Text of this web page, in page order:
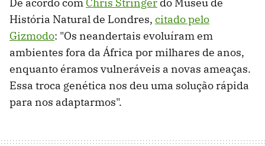
De acordo com Chris Stringer do Museu de
História Natural de Londres, citado pelo
Gizmodo: "Os neandertais evoluíram em
ambientes fora da África por milhares de anos,
enquanto éramos vulneráveis ​​a novas ameaças.
Essa troca genética nos deu uma solução rápida
para nos adaptarmos".